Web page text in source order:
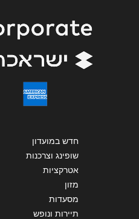
חדש במועדון
שופינג וצרכנות
אטרקציות
מזון
מסעדות
תיירות ונופש